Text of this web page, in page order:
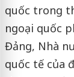
quốc trong
ngoại quốc
Đảng, Nhà
quốc tế của